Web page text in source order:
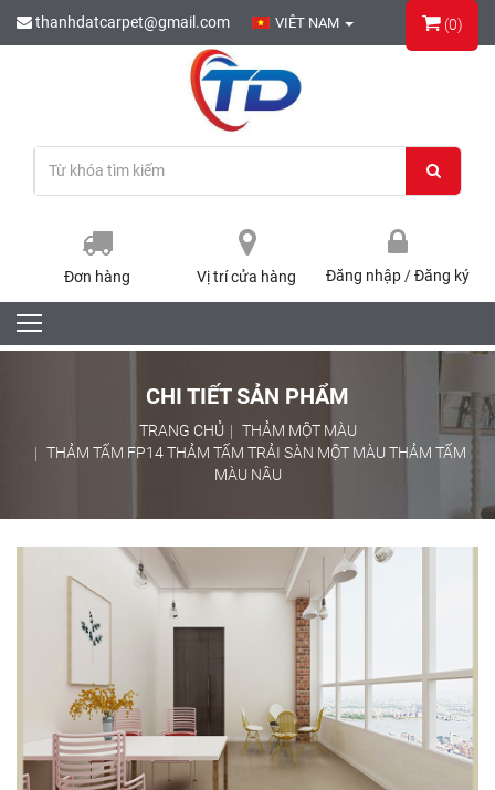
thanhdatcarpet@gmail.com VIÊT NAM (0)
Đăng nhập /Đăng ký
Đơn hàng Vị trí cửa hàng
CHI TIẾT SẢN PHẨM
TRANG CHỦ
THẢM MỘT MÀU
THẢM TẤM FP14 THẢM TẤM TRẢI SÀN MỘT MÀU THẢM TẤM
MÀU NÂU